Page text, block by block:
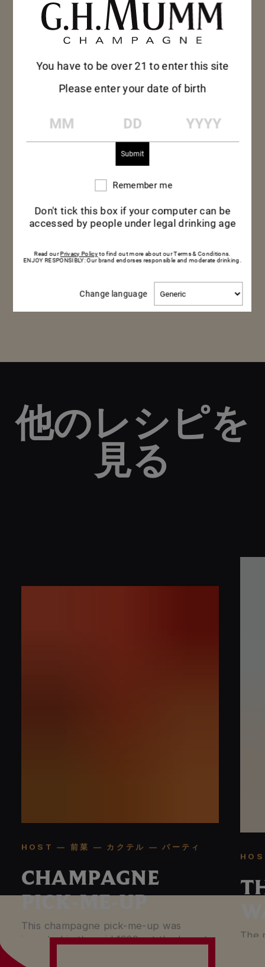
マム グラン コル
ドン
記念日のお祝いや、友人とのちょっとした集まり
に、マム グラン コルドンの抜群にフレッシュな味
わいが、記憶に残る大切な時間をさらに輝かしいも
のにしてくれます。
他のレシピを
見る
HOST — 前菜 — カクテル — パーティ
CHAMPAGNE
PICK-ME-UP
This champagne pick-me-up was
invented in the mid 1920s at the harry’s
The
You have to be over 21 to enter this site
Please enter your date of birth
Remember
Remember me
Don't tick this box if your computer can be
accessed by people under legal drinking age
Read ourPrivacy Policyto find out more about our Terms & Conditions.
ENJOY RESPONSIBLY: Our brand endorses responsible and moderate drinking.
Change languageChange
language